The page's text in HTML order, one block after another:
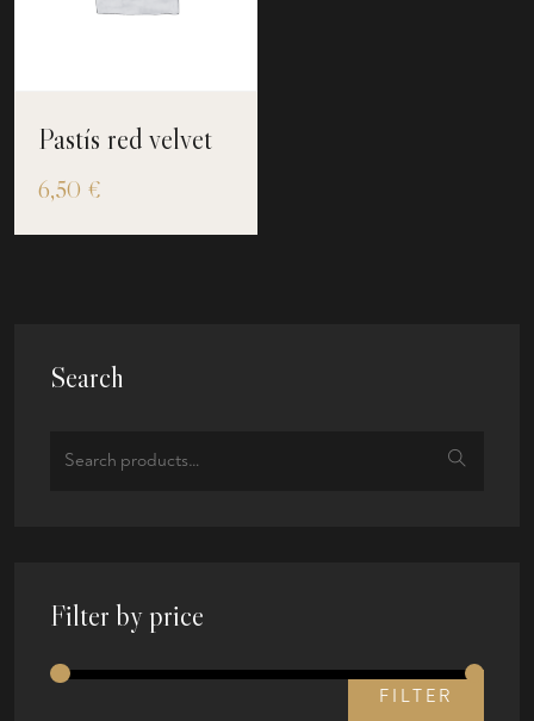
Pastís red velvet
6,50 €
Search
Filter by price
FILTER